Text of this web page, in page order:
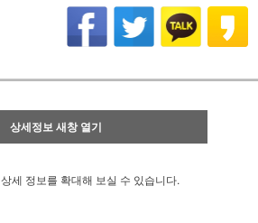
상세정보 새창 열기
상세 정보를 확대해 보실 수 있습니다.